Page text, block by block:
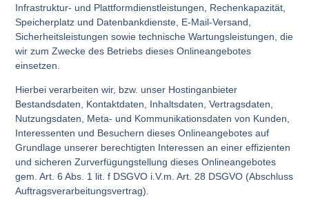
Infrastruktur- und Plattformdienstleistungen, Rechenkapazität,
Speicherplatz und Datenbankdienste, E-Mail-Versand,
Sicherheitsleistungen sowie technische Wartungsleistungen, die
wir zum Zwecke des Betriebs dieses Onlineangebotes
einsetzen.
Hierbei verarbeiten wir, bzw. unser Hostinganbieter
Bestandsdaten, Kontaktdaten, Inhaltsdaten, Vertragsdaten,
Nutzungsdaten, Meta- und Kommunikationsdaten von Kunden,
Interessenten und Besuchern dieses Onlineangebotes auf
Grundlage unserer berechtigten Interessen an einer effizienten
und sicheren Zurverfügungstellung dieses Onlineangebotes
gem. Art. 6 Abs. 1 lit. f DSGVO i.V.m. Art. 28 DSGVO (Abschluss
Auftragsverarbeitungsvertrag).